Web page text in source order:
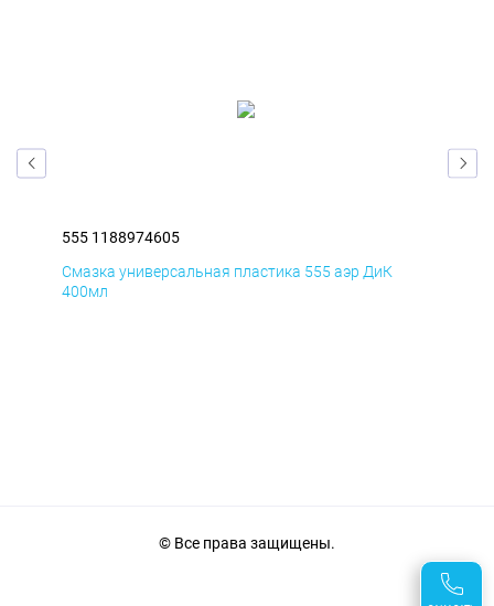
555 1188974605
Смазка универсальная пластика 555 аэр ДиК
400мл
© Все права защищены.